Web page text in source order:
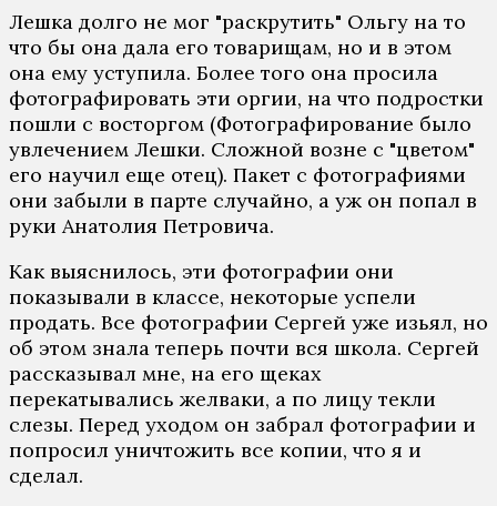
Лешка долго не мог "раскрутить" Ольгу на то
что бы она дала его товарищам, но и в этом
она ему уступила. Более того она просила
фотографировать эти оргии, на что подростки
пошли с восторгом (Фотографирование было
увлечением Лешки. Сложной возне с "цветом"
его научил еще отец). Пакет с фотографиями
они забыли в парте случайно, а уж он попал в
руки Анатолия Петровича.
Как выяснилось, эти фотографии они
показывали в классе, некоторые успели
продать. Все фотографии Сергей уже изьял, но
об этом знала теперь почти вся школа. Сергей
рассказывал мне, на его щеках
перекатывались желваки, а по лицу текли
слезы. Перед уходом он забрал фотографии и
попросил уничтожить все копии, что я и
сделал.